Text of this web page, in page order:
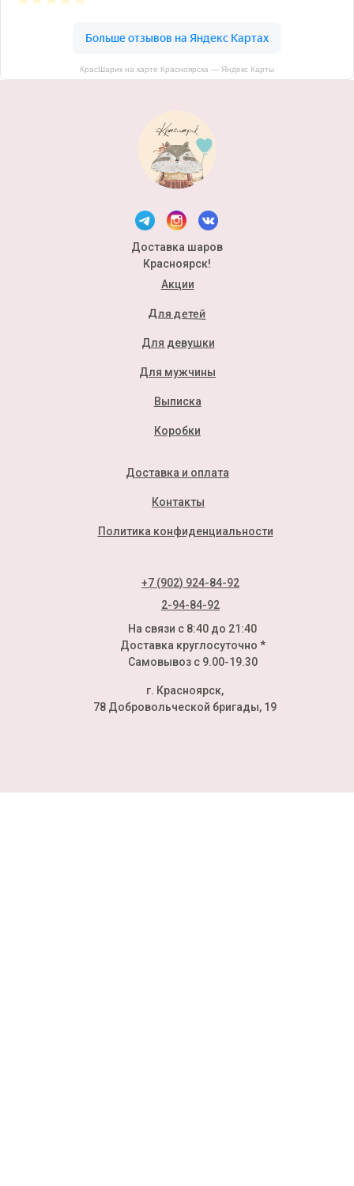
КрасШарик на карте Красноярска — Яндекс Карты
Доставка шаров
Красноярск!
Акции
Для детей
Для девушки
Для мужчины
Выписка
Коробки
На связи с 8:40 до 21:40
Доставка круглосуточно *
Самовывоз с 9.00-19.30
г. Красноярск,
78 Добровольческой бригады, 19
Политика конфиденциальности
Доставка и оплата
Контакты
+7 (902) 924-84-92
2-94-84-92